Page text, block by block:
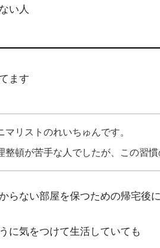
い人
ます
リストのれいちゅんです。
整頓が苦手な人でしたが、この習
らない部屋を保つための帰宅後
に気をつけて生活していても